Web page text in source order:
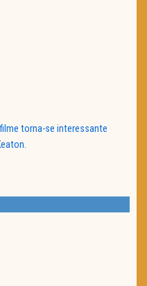
torna-se interessante